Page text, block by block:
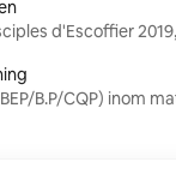
d'Escoffier
B.P/CQP) inom